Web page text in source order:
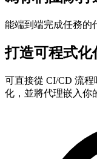
能端到端完成任務的
打造可程式化
可直接從 CI/CD 流
化，並將代理嵌入你